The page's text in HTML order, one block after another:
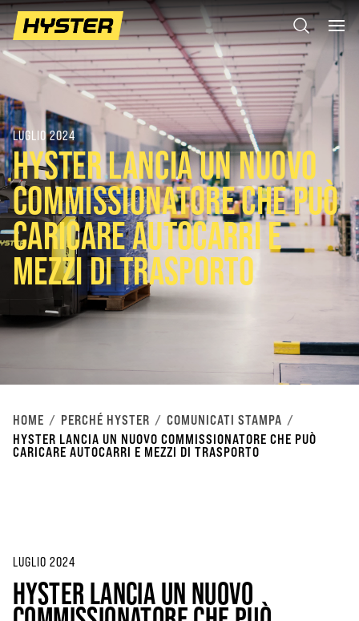
LUGLIO 2024
HYSTER LANCIA UN NUOVO
COMMISSIONATORE CHE PUÒ
CARICARE AUTOCARRI E
MEZZI DI TRASPORTO
HOME PERCHÉ HYSTER
COMUNICATI STAMPA
HYSTER LANCIA UN NUOVO COMMISSIONATORE CHE PUÒ
CARICARE AUTOCARRI E MEZZI DI TRASPORTO
LUGLIO 2024
HYSTER LANCIA UN NUOVO